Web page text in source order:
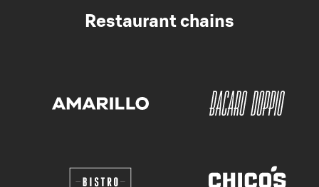
Restaurant chains